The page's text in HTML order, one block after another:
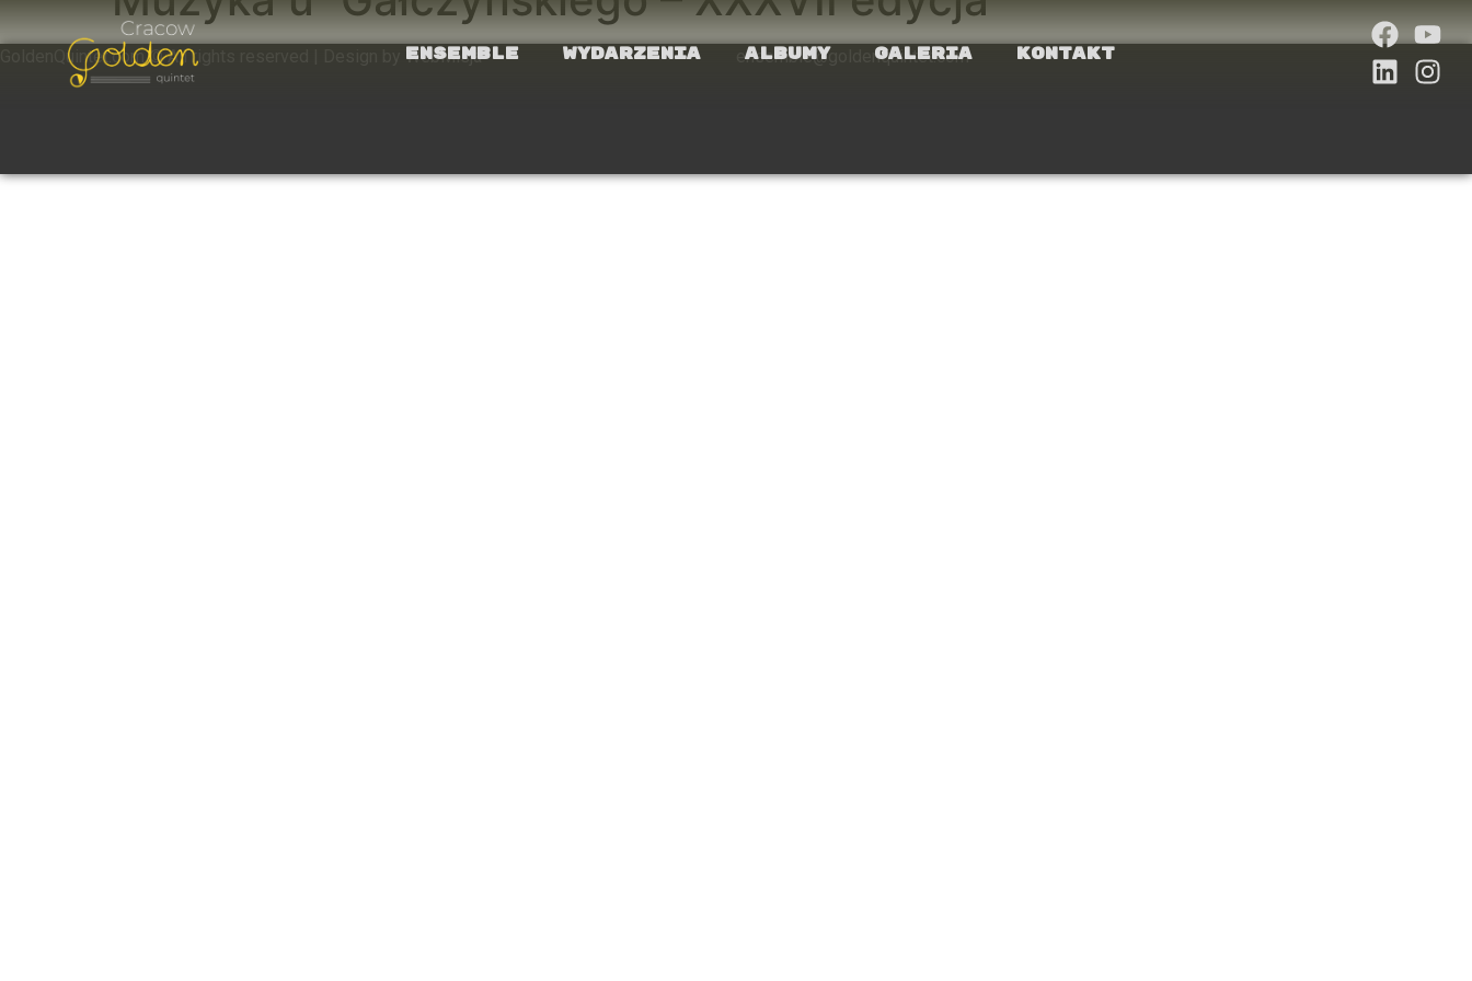
Ensemble Wydarzenia Albumy Galeria Kontakt
GoldenQuintet.com © All rights reserved | Design by WebMisja ensemble@goldenquintet.com